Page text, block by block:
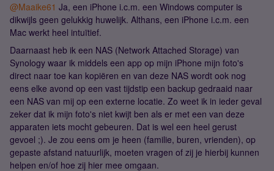
@Maaike61 Ja, een iPhone i.c.m. een Windows computer is
dikwijls geen gelukkig huwelijk. Althans, een iPhone i.c.m. een
Mac werkt heel intuïtief.
Daarnaast heb ik een NAS (Network Attached Storage) van
Synology waar ik middels een app op mijn iPhone mijn foto's
direct naar toe kan kopiëren en van deze NAS wordt ook nog
eens elke avond op een vast tijdstip een backup gedraaid naar
een NAS van mij op een externe locatie. Zo weet ik in ieder geval
zeker dat ik mijn foto's niet kwijt ben als er met een van deze
apparaten iets mocht gebeuren. Dat is wel een heel gerust
gevoel ;). Je zou eens om je heen (familie, buren, vrienden), op
gepaste afstand natuurlijk, moeten vragen of zij je hierbij kunnen
helpen en/of hoe zij hier mee omgaan.